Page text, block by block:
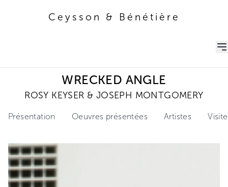
Ceysson & Bénétière
WRECKED ANGLE
ROSY KEYSER & JOSEPH MONTGOMERY
Présentation Oeuvres présentées Artistes Visite